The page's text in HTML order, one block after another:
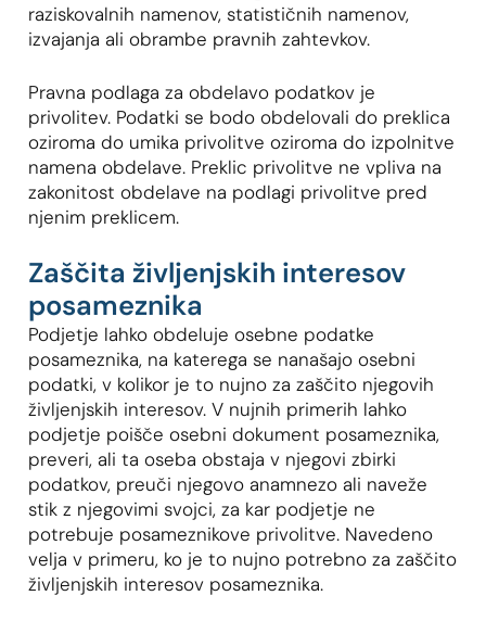
raziskovalnih namenov, statističnih namenov,
izvajanja ali obrambe pravnih zahtevkov.
Pravna podlaga za obdelavo podatkov je
privolitev. Podatki se bodo obdelovali do preklica
oziroma do umika privolitve oziroma do izpolnitve
namena obdelave. Preklic privolitve ne vpliva na
zakonitost obdelave na podlagi privolitve pred
njenim preklicem.
Zaščita življenjskih interesov
posameznika
Podjetje lahko obdeluje osebne podatke
posameznika, na katerega se nanašajo osebni
podatki, v kolikor je to nujno za zaščito njegovih
življenjskih interesov. V nujnih primerih lahko
podjetje poišče osebni dokument posameznika,
preveri, ali ta oseba obstaja v njegovi zbirki
podatkov, preuči njegovo anamnezo ali naveže
stik z njegovimi svojci, za kar podjetje ne
potrebuje posameznikove privolitve. Navedeno
velja v primeru, ko je to nujno potrebno za zaščito
življenjskih interesov posameznika.